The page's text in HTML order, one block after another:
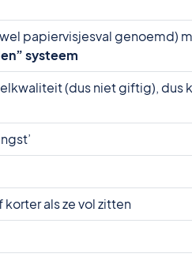
papiervisjesval genoemd)
systeem
(dus niet giftig), dus
als ze vol zitten